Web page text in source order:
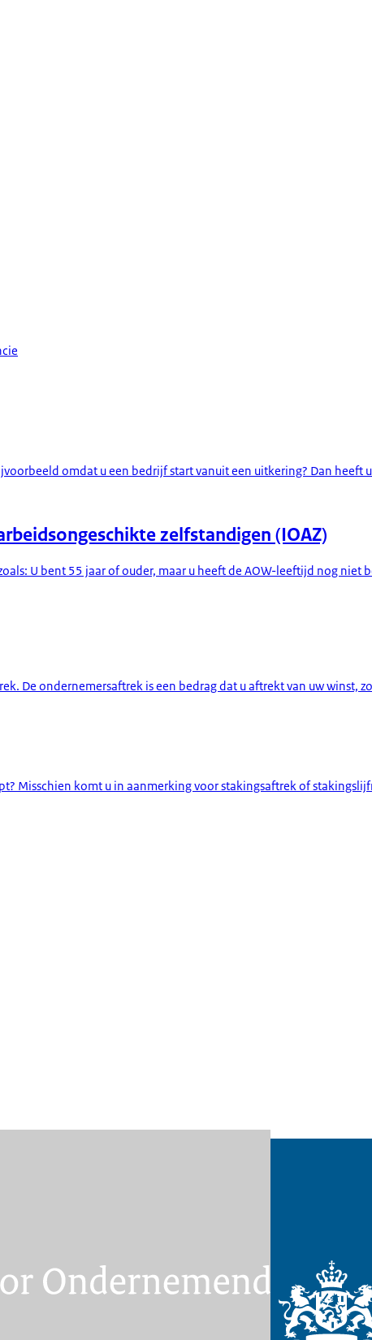
omdat u een bedrijf start vanuit een uitkering? Dan heeft
zelfstandigen (IOAZ)
U bent 55 jaar of ouder, maar u heeft de AOW-leeftijd nog
De ondernemersaftrek is een bedrag dat u aftrekt van uw winst,
Misschien komt u in aanmerking voor stakingsaftrek of